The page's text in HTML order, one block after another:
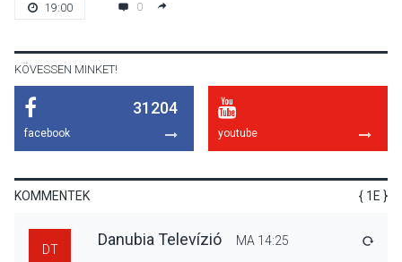
19:00 0
KÖVESSEN MINKET!
31204
facebook youtube
KOMMENTEK { 1E }
DT
Danubia Televízió MA 14:25